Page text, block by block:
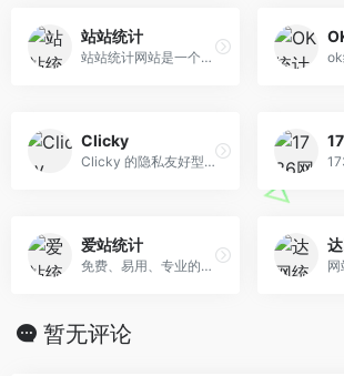
站站统计
站站统计网站是一个专业的网站统计分析平台,为各大站长提供网站实时流量统计与分析,提供小程序实时统计查看,大屏统计图实时统计查看,平台永久免费并永无暗跳
Clicky
Clicky 的隐私友好型实时网站分析服务是实时监控、分析和响应网站流量的最佳方式。
爱站统计
免费、易用、专业的网站数据统计与营销分析平台
暂无评论